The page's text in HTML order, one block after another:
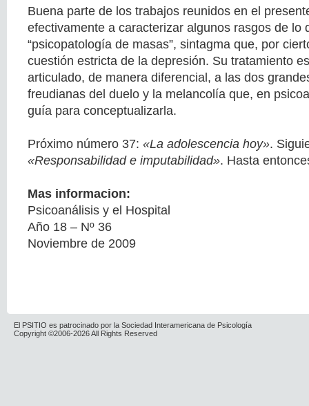
Buena parte de los trabajos reunidos en el
efectivamente a caracterizar algunos rasgos de lo
“psicopatología de masas”, sintagma que, por
cuestión estricta de la depresión. Su tratamiento
articulado, de manera diferencial, a las dos
freudianas del duelo y la melancolía que, en
guía para conceptualizarla.
Próximo número 37: «La adolescencia hoy».
«Responsabilidad e imputabilidad». Hasta
Mas informacion:
Psicoanálisis y el Hospital
Año 18 – Nº 36
Noviembre de 2009
El PSITIO es patrocinado por la Sociedad Interamericana de Psicología
Copyright ©2006-2026 All Rights Reserved